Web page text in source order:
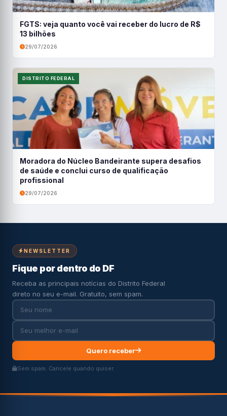
FGTS: veja quanto você vai receber do lucro de R$
13 bilhões
29/07/2026
DISTRITO FEDERAL
Moradora do Núcleo Bandeirante supera desafios
de saúde e conclui curso de qualificação
profissional
29/07/2026
NEWSLETTER
Fique por dentro do DF
Receba as principais notícias do Distrito Federal
direto no seu e-mail. Gratuito, sem spam.
Quero receber
Sem spam. Cancele quando quiser.